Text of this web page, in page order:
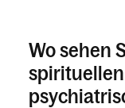
Wo sehen